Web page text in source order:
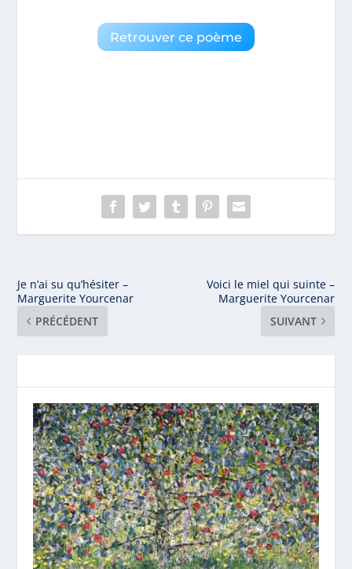
Retrouver ce poème
Je n’ai su qu’hésiter –
Marguerite Yourcenar
PRÉCÉDENT
Voici le miel qui suinte –
Marguerite Yourcenar
SUIVANT